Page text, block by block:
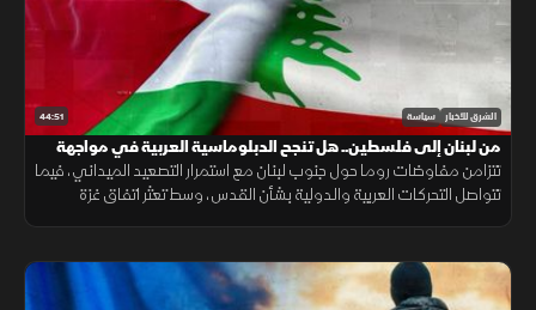
44:51 الشرق للأخبار سياسة
من لبنان إلى فلسطين.. هل تنجح الدبلوماسية العربية في مواجهة
التصعيد الإسرائيلي؟
تتزامن مفاوضات روما حول جنوب لبنان مع استمرار التصعيد الميداني، فيما
تتواصل التحركات العربية والدولية بشأن القدس، وسط تعثر اتفاق غزة